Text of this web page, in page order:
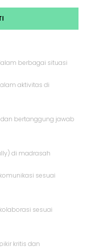
berbagai situasi
aktivitas di
bertanggung jawab
di madrasah
sesuai
sesuai
kritis dan